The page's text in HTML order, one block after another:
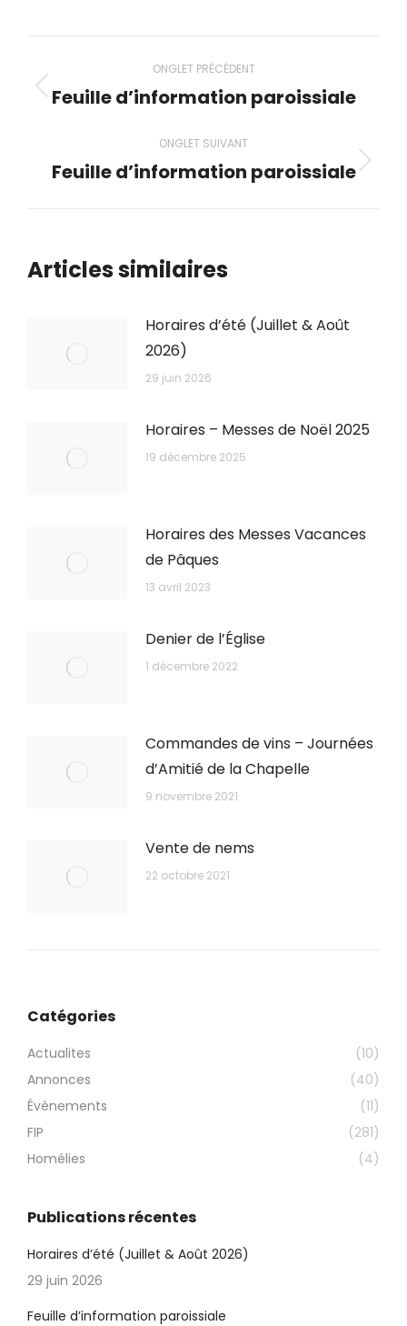
Navigation
de
commentaire
ONGLET PRÉCÉDENT
Onglet
Feuille d’information paroissiale
ONGLET SUIVANT
Onglet
Feuille d’information paroissiale
Articles similaires
Horaires d’été (Juillet & Août
2026)
29 juin 2026
Horaires – Messes de Noël 2025
19 décembre 2025
Horaires des Messes Vacances
de Pâques
13 avril 2023
Denier de l’Église
1 décembre 2022
Commandes de vins – Journées
d’Amitié de la Chapelle
9 novembre 2021
Vente de nems
22 octobre 2021
Catégories
Actualites
(10)
Annonces
(40)
Évènements
(11)
FIP
(281)
Homélies
(4)
Publications récentes
Horaires d’été (Juillet & Août 2026)
29 juin 2026
Feuille d’information paroissiale